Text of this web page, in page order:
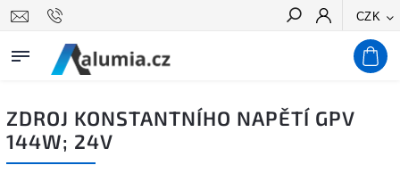
CZK
Hledat
ZDROJ KONSTANTNÍHO NAPĚTÍ GPV
144W; 24V